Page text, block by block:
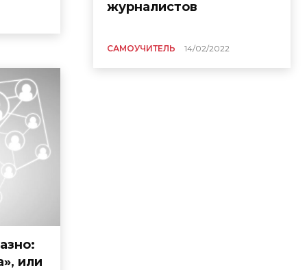
журналистов
САМОУЧИТЕЛЬ 14/02/2022
или